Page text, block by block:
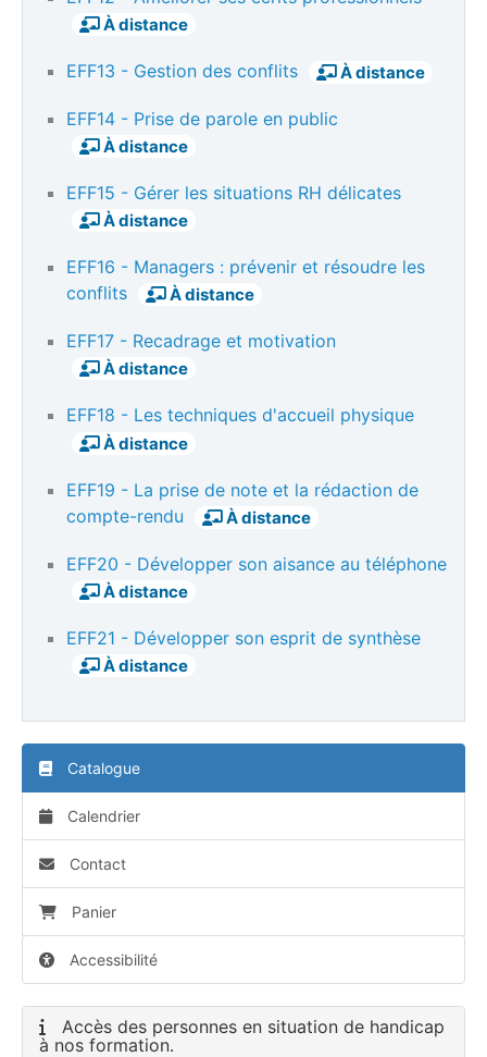
À distance
EFF13 - Gestion des conflits À distance
EFF14 - Prise de parole en public
À distance
EFF15 - Gérer les situations RH délicates
À distance
EFF16 - Managers : prévenir et résoudre les
conflits
À distance
EFF17 - Recadrage et motivation
À distance
EFF18 - Les techniques d'accueil physique
À distance
EFF19 - La prise de note et la rédaction de
compte-rendu
À distance
EFF20 - Développer son aisance au téléphone
À distance
EFF21 - Développer son esprit de synthèse
À distance
Catalogue
Calendrier
Contact
Panier
Accessibilité
Accès des personnes en situation de handicap
à nos formation.